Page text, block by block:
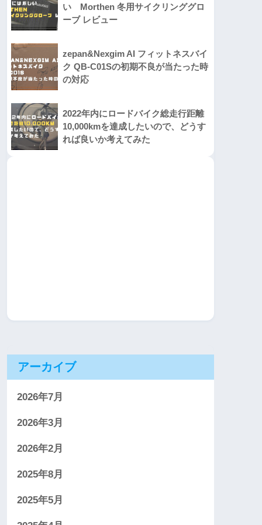
い Morthen 冬用サイクリンググロ
ーブ レビュー
zepan&Nexgim AI フィットネスバイ
ク QB-C01Sの初期不良が当たった時
の対応
2022年内にロードバイク総走行距離
10,000kmを達成したいので、どうす
れば良いか考えてみた
アーカイブ
2026年7月
2026年3月
2026年2月
2025年8月
2025年5月